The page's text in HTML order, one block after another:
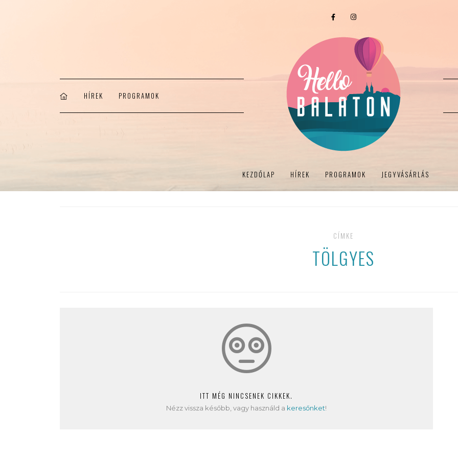
HÍREK PROGRAMOK
KEZDŐLAP HÍREK PROGRAMOK JEGYVÁSÁRLÁS
CÍMKE
TÖLGYES
ITT MÉG NINCSENEK CIKKEK.
Nézz vissza később, vagy használd a keresőnket!